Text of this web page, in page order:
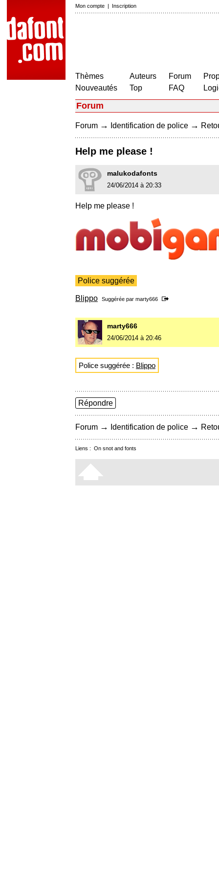
Mon compte | Inscription
Thèmes
Nouveautés
Auteurs
Top
Forum
FAQ
Forum
Forum → Identification de police →
Help me please !
malukodafonts
24/06/2014 à 20:33
Help me please !
Police suggérée
Blippo Suggérée par marty666
marty666
24/06/2014 à 20:46
Police suggérée : Blippo
Répondre
Forum → Identification de police →
Liens : On snot and fonts